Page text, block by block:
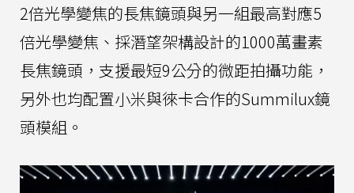
2倍光學變焦的長焦鏡頭與另一組最高對應5
倍光學變焦、採潛望架構設計的1000萬畫素
長焦鏡頭，支援最短9公分的微距拍攝功能，
另外也均配置小米與徠卡合作的Summilux鏡
頭模組。